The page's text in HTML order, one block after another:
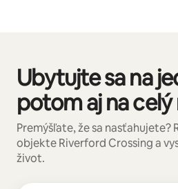
Ubytujte sa na
potom aj na celý
Premýšľate, že sa nasťahujete?
objekte Riverford Crossing a
život.
Zobrazuje sa 0 z 0 položiek